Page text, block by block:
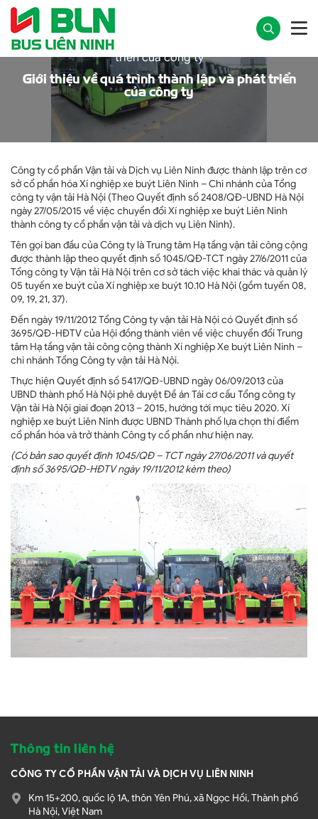
Giới thiệu về quá trình thành lập và phát triển
của công ty
Trang chủ
Giới thiệu về quá trình thành lập và phát
triển của công ty
Công ty cổ phần Vận tải và Dịch vụ Liên Ninh được thành lập trên cơ
sở cổ phần hóa Xí nghiệp xe buýt Liên Ninh – Chi nhánh của Tổng
công ty vận tải Hà Nội (Theo Quyết định số 2408/QĐ-UBND Hà Nội
ngày 27/05/2015 về việc chuyển đổi Xí nghiệp xe buýt Liên Ninh
thành công ty cổ phần vận tải và dịch vụ Liên Ninh).
Tên gọi ban đầu của Công ty là Trung tâm Hạ tầng vận tải công cộng
được thành lập theo quyết định số 1045/QĐ-TCT ngày 27/6/2011 của
Tổng công ty Vận tải Hà Nội trên cơ sở tách việc khai thác và quản lý
05 tuyến xe buýt của Xí nghiệp xe buýt 10.10 Hà Nội (gồm tuyến 08,
09, 19, 21, 37).
Đến ngày 19/11/2012 Tổng Công ty vận tải Hà Nội có Quyết định số
3695/QĐ-HĐTV của Hội đồng thành viên về việc chuyển đổi Trung
tâm Hạ tầng vận tải công cộng thành Xí nghiệp Xe buýt Liên Ninh –
chi nhánh Tổng Công ty vận tải Hà Nội.
Thực hiện Quyết định số 5417/QĐ-UBND ngày 06/09/2013 của
UBND thành phố Hà Nội phê duyệt Đề án Tái cơ cấu Tổng công ty
Vận tải Hà Nội giai đoạn 2013 – 2015, hướng tới mục tiêu 2020. Xí
nghiệp xe buýt Liên Ninh được UBND Thành phố lựa chọn thí điểm
cổ phần hóa và trở thành Công ty cổ phần như hiện nay.
(Có bản sao quyết định 1045/QĐ – TCT ngày27/06/2011 và quyết
định số 3695/QĐ-HĐTV ngày 19/11/2012 kèm theo)
Thông tin liên hệ
CÔNG TY CỔ PHẦN VẬN TẢI VÀ DỊCH VỤ LIÊN NINH
Km 15+200, quốc lộ 1A, thôn Yên Phú, xã Ngọc Hồi, Thành phố
Hà Nội, Việt Nam